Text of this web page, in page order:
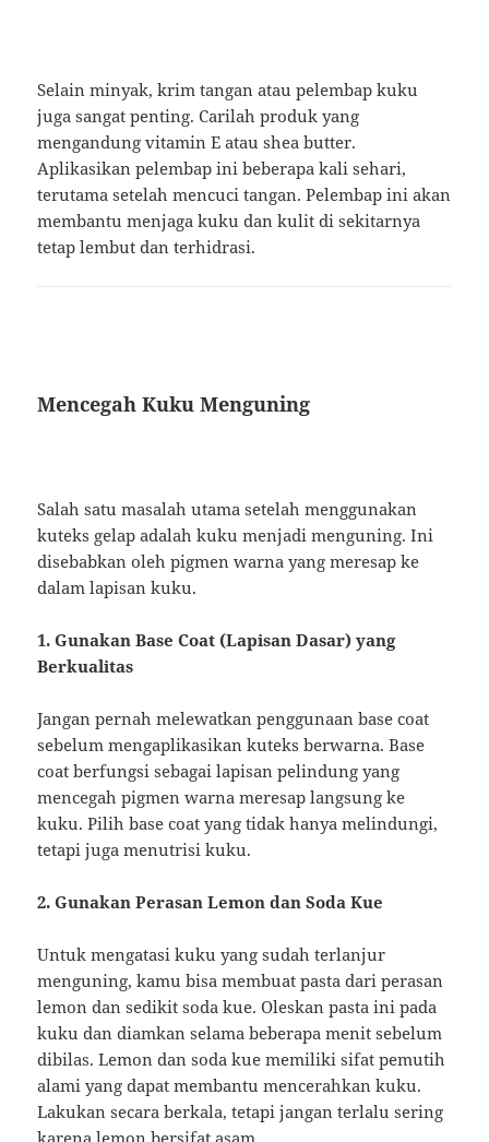
Selain minyak, krim tangan atau pelembap kuku
juga sangat penting. Carilah produk yang
mengandung vitamin E atau shea butter.
Aplikasikan pelembap ini beberapa kali sehari,
terutama setelah mencuci tangan. Pelembap ini akan
membantu menjaga kuku dan kulit di sekitarnya
tetap lembut dan terhidrasi.
Mencegah Kuku Menguning
Salah satu masalah utama setelah menggunakan
kuteks gelap adalah kuku menjadi menguning. Ini
disebabkan oleh pigmen warna yang meresap ke
dalam lapisan kuku.
1. Gunakan Base Coat (Lapisan Dasar) yang
Berkualitas
Jangan pernah melewatkan penggunaan base coat
sebelum mengaplikasikan kuteks berwarna. Base
coat berfungsi sebagai lapisan pelindung yang
mencegah pigmen warna meresap langsung ke
kuku. Pilih base coat yang tidak hanya melindungi,
tetapi juga menutrisi kuku.
2. Gunakan Perasan Lemon dan Soda Kue
Untuk mengatasi kuku yang sudah terlanjur
menguning, kamu bisa membuat pasta dari perasan
lemon dan sedikit soda kue. Oleskan pasta ini pada
kuku dan diamkan selama beberapa menit sebelum
dibilas. Lemon dan soda kue memiliki sifat pemutih
alami yang dapat membantu mencerahkan kuku.
Lakukan secara berkala, tetapi jangan terlalu sering